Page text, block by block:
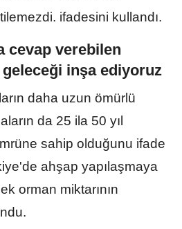
ifadesini kullandı.
cevap verebilen
inşa ediyoruz
daha uzun ömürlü
da 25 ila 50 yıl
sahip olduğunu ifade
ahşap yapılaşmaya
orman miktarının